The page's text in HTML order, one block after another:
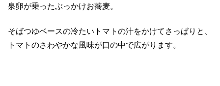
泉卵が乗ったぶっかけお蕎麦。
そばつゆベースの冷たいトマトの汁をかけてさっぱりと、
トマトのさわやかな風味が口の中で広がります。